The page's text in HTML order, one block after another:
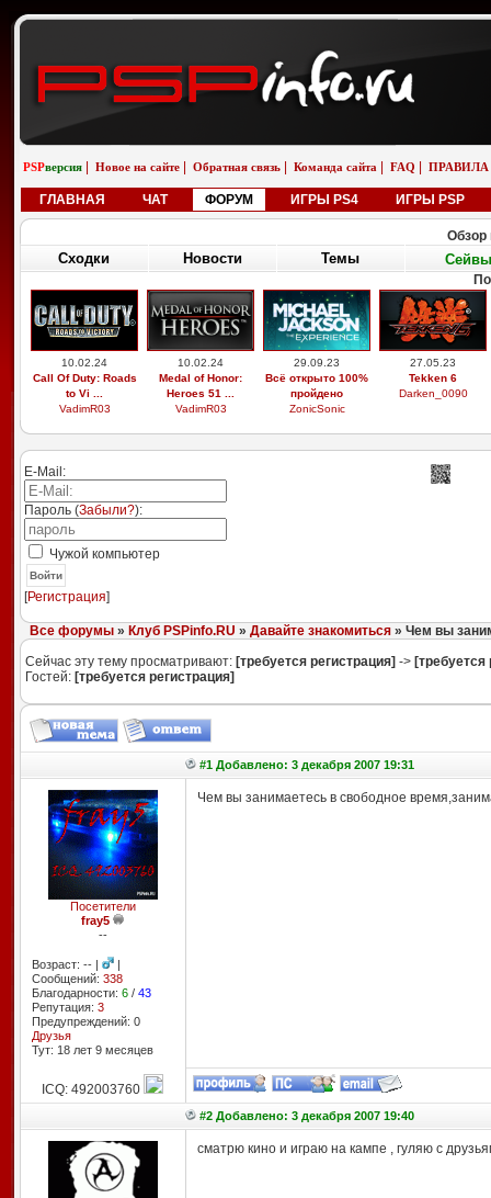
PSPверсия Новое на сайте Обратная связь Команда сайта FAQ ПРАВИЛА
ГЛАВНАЯ ЧАТ ФОРУМ ИГРЫ PS4 ИГРЫ PSP
Обзор
Сходки Новости Темы Сейвы
10.02.24
Call Of Duty: Roads
to Vi ...
VadimR03
10.02.24
Medal of Honor:
Heroes 51 ...
VadimR03
29.09.23
Всё открыто 100%
пройдено
ZonicSonic
27.05.23
Tekken 6
Darken_0090
E-Mail:
Пароль (Забыли?):
Чужой компьютер
Войти
[Регистрация]
Все форумы» Клуб PSPinfo.RU » Давайте знакомиться» Чем вы
Сейчас эту тему просматривают: [требуется регистрация] -> [требуется
Гостей: [требуется регистрация]
#1 Добавлено: 3 декабря 2007 19:31
Посетители
fray5
--
Возраст: -- |
|
Сообщений: 338
Благодарности: 6/ 43
Репутация: 3
Предупреждений: 0
Друзья
Тут: 18 лет 9 месяцев
Чем вы занимаетесь в свободное
ICQ: 492003760
#2 Добавлено: 3 декабря 2007 19:40
сматрю кино и играю на кампе , гуляю с